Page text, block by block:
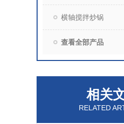
横轴搅拌炒锅
查看全部产品
相关
RELATED